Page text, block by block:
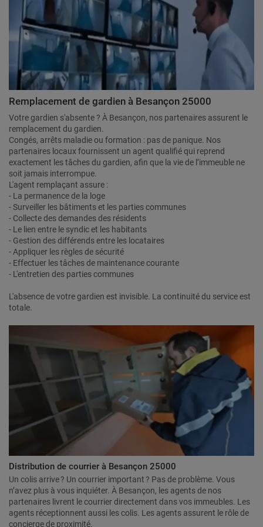
Remplacement de gardien à Besançon 25000
Votre gardien s'absente ? À Besançon, nos partenaires assurent le
remplacement du gardien.
Congés, arrêts maladie ou formation : pas de panique. Nos
partenaires locaux fournissent un agent qualifié qui reprend
exactement les tâches du gardien, afin que la vie de l’immeuble ne
soit jamais interrompue.
L'agent remplaçant assure :
- La permanence de la loge
- Surveiller les bâtiments et les parties communes
- Collecte des demandes des résidents
- Le lien entre le syndic et les habitants
- Gestion des différends entre les locataires
- Appliquer les règles de sécurité
- Effectuer les tâches de maintenance courante
- L'entretien des parties communes
L'absence de votre gardien est invisible. La continuité du service est
totale.
Distribution de courrier à Besançon 25000
Un colis arrive ? Un courrier important ? Pas de problème. Vous
n’avez plus à vous inquiéter. À Besançon, les agents de nos
partenaires livrent le courrier directement dans vos immeubles. Les
agents réceptionnent aussi les colis. Les agents assurent le rôle de
concierge de proximité.